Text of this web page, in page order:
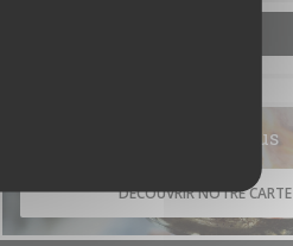
Cartes & Menus
DÉCOUVRIR NOTRE CARTE